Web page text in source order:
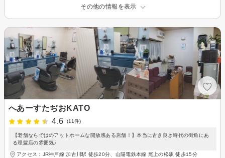
その他の情報を表示
へあーすたぢおKATO
4.6
(11件)
【老舗ならではのアットホームな開放感ある店舗！】本当に古き良き時代の街角にあ
る理髪店の雰囲気♪
アクセス：JR神戸線 加古川駅 徒歩20分、山陽電鉄本線 尾上の松駅 徒歩15分